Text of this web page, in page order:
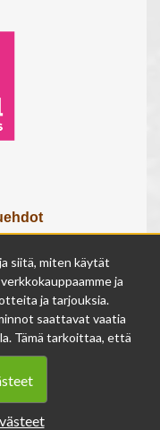
siitä, miten käytät
ja
ja tarjouksia.
saattavat vaatia
Tämä tarkoittaa, että
tiedot voivat kertyä,
Näitä tietoja
eikä niistä